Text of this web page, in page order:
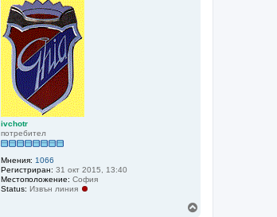
ivchotr
потребител
Мнения: 1066
Регистриран: 31 окт 2015, 13:40
Местоположение: София
Status: Извън линия